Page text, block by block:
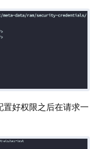
好权限之后在请求一